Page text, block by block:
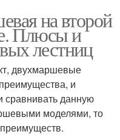
на второй
Плюсы и
лестниц
двухмаршевые
и
сравнивать данную
моделями, то